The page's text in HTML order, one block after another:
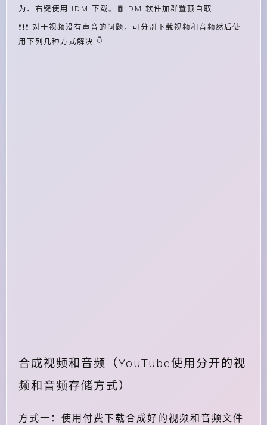
为、右键使用 IDM 下载。🧧IDM 软件加群置顶自取
❗❗❗ 对于视频没有声音的问题，可分别下载视频和音频然后使
用下列几种方式解决 👇
合成视频和音频（YouTube使用分开的视
频和音频存储方式）
方式一：使用付费下载合成好的视频和音频文件